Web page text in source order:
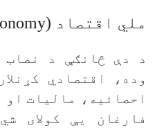
ملي اقتصاد (National Economy)
د دې څانګې د نصاب
وده، اقتصادي
احصائيه، مالیات
فارغان يې کولای